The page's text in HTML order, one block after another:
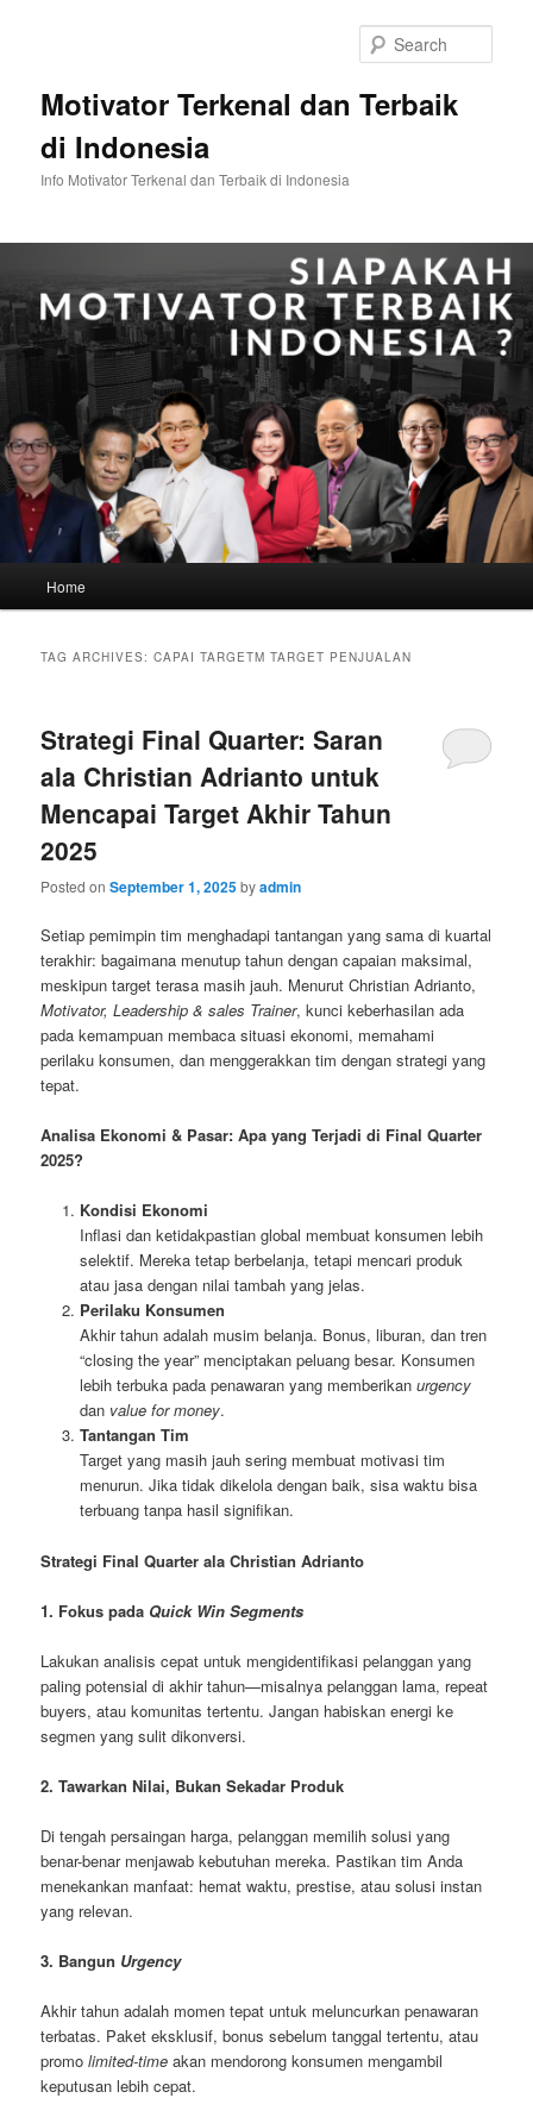
Motivator Terkenal dan Terbaik
di Indonesia
Info Motivator Terkenal dan Terbaik di Indonesia
Home
TAG ARCHIVES:CAPAI TARGETM TARGET PENJUALAN
Strategi Final Quarter: Saran
ala Christian Adrianto untuk
Mencapai Target Akhir Tahun
2025
Posted onSeptember 1, 2025byadmin
Setiap pemimpin tim menghadapi tantangan yang sama di kuartal
terakhir: bagaimana menutup tahun dengan capaian maksimal,
meskipun target terasa masih jauh. Menurut Christian Adrianto,
Motivator, Leadership & sales Trainer, kunci keberhasilan ada
pada kemampuan membaca situasi ekonomi, memahami
perilaku konsumen, dan menggerakkan tim dengan strategi yang
tepat.
Analisa Ekonomi & Pasar: Apa yang Terjadi di Final Quarter
2025?
Kondisi Ekonomi
Inflasi dan ketidakpastian global membuat konsumen lebih
selektif. Mereka tetap berbelanja, tetapi mencari produk
atau jasa dengan nilai tambah yang jelas.
Perilaku Konsumen
Akhir tahun adalah musim belanja. Bonus, liburan, dan tren
“closing the year” menciptakan peluang besar. Konsumen
lebih terbuka pada penawaran yang memberikan urgency
dan value for money.
Tantangan Tim
Target yang masih jauh sering membuat motivasi tim
menurun. Jika tidak dikelola dengan baik, sisa waktu bisa
terbuang tanpa hasil signifikan.
Strategi Final Quarter ala Christian Adrianto
1. Fokus pada Quick Win Segments
Lakukan analisis cepat untuk mengidentifikasi pelanggan yang
paling potensial di akhir tahun—misalnya pelanggan lama, repeat
buyers, atau komunitas tertentu. Jangan habiskan energi ke
segmen yang sulit dikonversi.
2. Tawarkan Nilai, Bukan Sekadar Produk
Di tengah persaingan harga, pelanggan memilih solusi yang
benar-benar menjawab kebutuhan mereka. Pastikan tim Anda
menekankan manfaat: hemat waktu, prestise, atau solusi instan
yang relevan.
3. Bangun Urgency
Akhir tahun adalah momen tepat untuk meluncurkan penawaran
terbatas. Paket eksklusif, bonus sebelum tanggal tertentu, atau
promolimited-time akan mendorong konsumen mengambil
keputusan lebih cepat.